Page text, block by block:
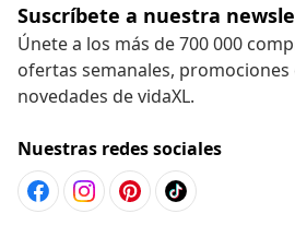
Suscríbete a nuestra
Únete a los más de 700 000
ofertas semanales, promociones
novedades de vidaXL.
Nuestras redes sociales